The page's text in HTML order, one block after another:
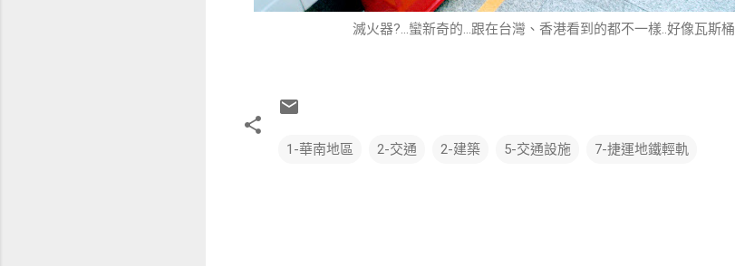
滅火器?...蠻新奇的...跟在台灣、香港看到的都不一樣..好像瓦斯桶
1-華南地區 2-交通 2-建築 5-交通設施 7-捷運地鐵輕軌